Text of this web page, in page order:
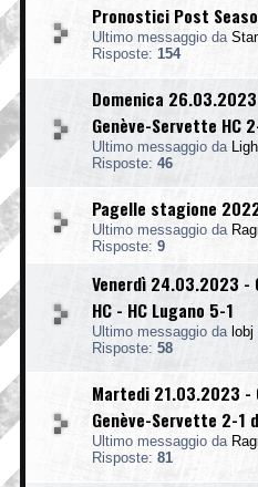
Pronostici Post
Ultimo messaggio da
Risposte: 154
Domenica
Genève-Servette HC
Ultimo messaggio da
Risposte: 46
Pagelle stagione
Ultimo messaggio da
Risposte: 9
Venerdì 24.03.2023 -
HC - HC Lugano 5-1
Ultimo messaggio da lobj
Risposte: 58
Martedi 21.03.2023 -
Genève-Servette 2-1
Ultimo messaggio da
Risposte: 81